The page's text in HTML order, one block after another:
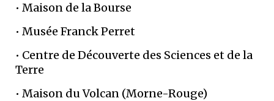
• Maison de la Bourse
• Musée Franck Perret
• Centre de Découverte des Sciences et de la
Terre
• Maison du Volcan (Morne-Rouge)